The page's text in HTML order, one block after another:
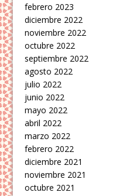
febrero 2023
diciembre 2022
noviembre 2022
octubre 2022
septiembre 2022
agosto 2022
julio 2022
junio 2022
mayo 2022
abril 2022
marzo 2022
febrero 2022
diciembre 2021
noviembre 2021
octubre 2021